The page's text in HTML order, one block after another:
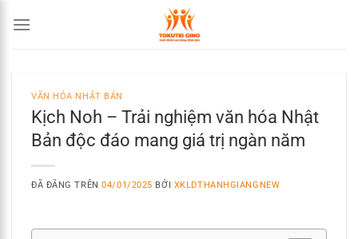
đến
VĂN HÓA NHẬT BẢN
Kịch Noh – Trải nghiệm văn hóa Nhật
Bản độc đáo mang giá trị ngàn năm
ĐÃ ĐĂNG TRÊN04/01/2025 BỞI XKLDTHANHGIANGNEW